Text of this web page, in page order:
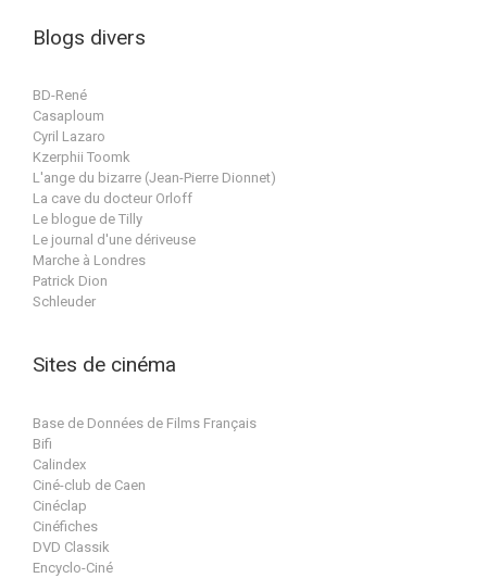
Blogs divers
BD-René
Casaploum
Cyril Lazaro
Kzerphii Toomk
L'ange du bizarre (Jean-Pierre Dionnet)
La cave du docteur Orloff
Le blogue de Tilly
Le journal d'une dériveuse
Marche à Londres
Patrick Dion
Schleuder
Sites de cinéma
Base de Données de Films Français
Bifi
Calindex
Ciné-club de Caen
Cinéclap
Cinéfiches
DVD Classik
Encyclo-Ciné